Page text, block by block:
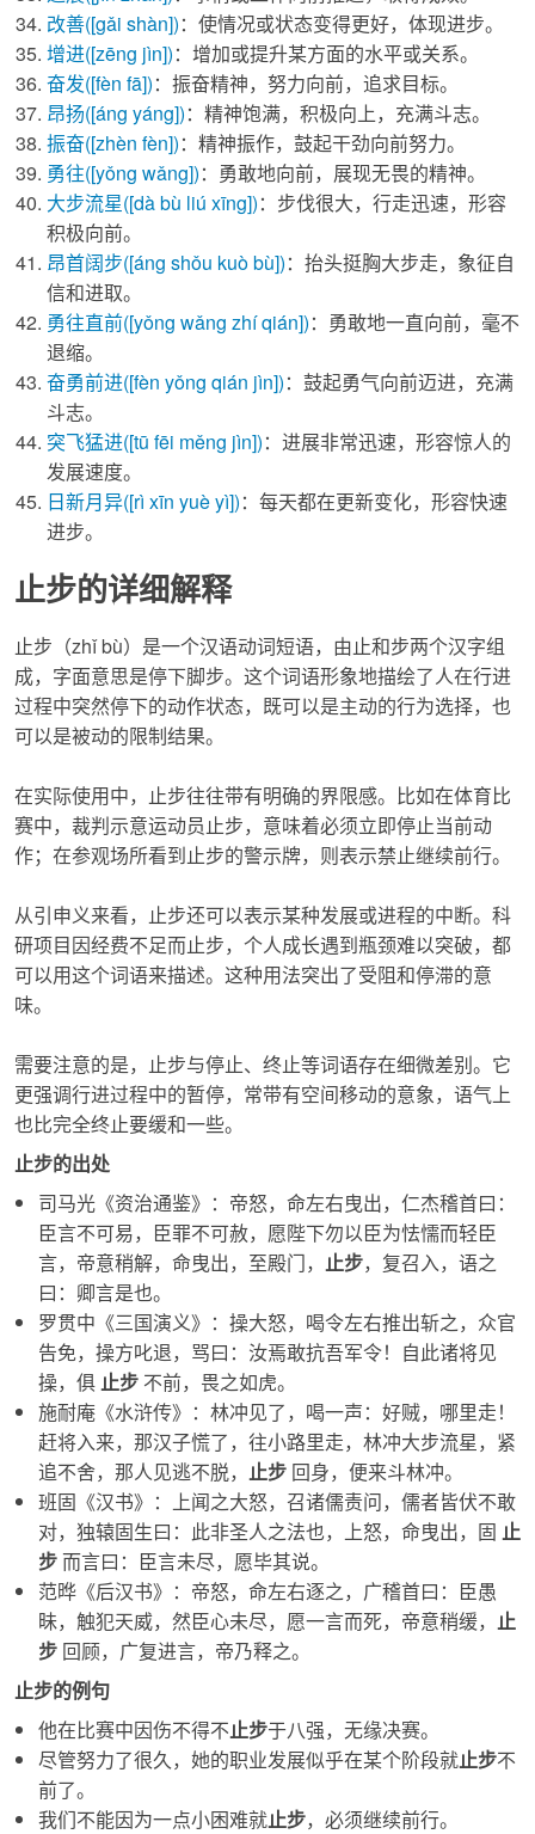
改善([gǎi shàn])：使情况或状态变得更好，体现进步。
增进([zēng jìn])：增加或提升某方面的水平或关系。
奋发([fèn fā])：振奋精神，努力向前，追求目标。
昂扬([áng yáng])：精神饱满，积极向上，充满斗志。
振奋([zhèn fèn])：精神振作，鼓起干劲向前努力。
勇往([yǒng wǎng])：勇敢地向前，展现无畏的精神。
大步流星([dà bù liú xīng])：步伐很大，行走迅速，形容
积极向前。
昂首阔步([áng shǒu kuò bù])：抬头挺胸大步走，象征自
信和进取。
勇往直前([yǒng wǎng zhí qián])：勇敢地一直向前，毫不
退缩。
奋勇前进([fèn yǒng qián jìn])：鼓起勇气向前迈进，充满
斗志。
突飞猛进([tū fēi měng jìn])：进展非常迅速，形容惊人的
发展速度。
日新月异([rì xīn yuè yì])：每天都在更新变化，形容快速
进步。
止步的详细解释
止步 （zhǐ bù）是一个汉语动词短语，由止和步两个汉字组
成，字面意思是停下脚步。这个词语形象地描绘了人在行进
过程中突然停下的动作状态，既可以是主动的行为选择，也
可以是被动的限制结果。
在实际使用中， 止步往往带有明确的界限感。比如在体育比
赛中，裁判示意运动员止步，意味着必须立即停止当前动
作；在参观场所看到止步的警示牌，则表示禁止继续前行。
从引申义来看， 止步还可以表示某种发展或进程的中断。科
研项目因经费不足而止步，个人成长遇到瓶颈难以突破，都
可以用这个词语来描述。这种用法突出了受阻和停滞的意
味。
需要注意的是， 止步与停止、终止等词语存在细微差别。它
更强调行进过程中的暂停，常带有空间移动的意象，语气上
也比完全终止要缓和一些。
止步的出处
司马光《资治通鉴》：帝怒，命左右曳出，仁杰稽首曰：
臣言不可易，臣罪不可赦，愿陛下勿以臣为怯懦而轻臣
言，帝意稍解，命曳出，至殿门， 止步，复召入，语之
曰：卿言是也。
罗贯中《三国演义》：操大怒，喝令左右推出斩之，众官
告免，操方叱退，骂曰：汝焉敢抗吾军令！自此诸将见
操，俱止步 不前，畏之如虎。
施耐庵《水浒传》：林冲见了，喝一声：好贼，哪里走！
赶将入来，那汉子慌了，往小路里走，林冲大步流星，紧
追不舍，那人见逃不脱， 止步 回身，便来斗林冲。
班固《汉书》：上闻之大怒，召诸儒责问，儒者皆伏不敢
对，独辕固生曰：此非圣人之法也，上怒，命曳出，固 止
步而言曰：臣言未尽，愿毕其说。
范晔《后汉书》：帝怒，命左右逐之，广稽首曰：臣愚
昧，触犯天威，然臣心未尽，愿一言而死，帝意稍缓， 止
步 回顾，广复进言，帝乃释之。
止步的例句
他在比赛中因伤不得不止步于八强，无缘决赛。
尽管努力了很久，她的职业发展似乎在某个阶段就止步不
前了。
我们不能因为一点小困难就止步，必须继续前行。